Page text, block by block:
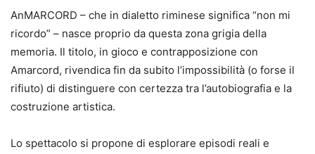
AnMARCORD – che in dialetto riminese significa “non mi
ricordo” – nasce proprio da questa zona grigia della
memoria. Il titolo, in gioco e contrapposizione con
Amarcord, rivendica fin da subito l’impossibilità (o forse il
rifiuto) di distinguere con certezza tra l’autobiografia e la
costruzione artistica.
Lo spettacolo si propone di esplorare episodi reali e